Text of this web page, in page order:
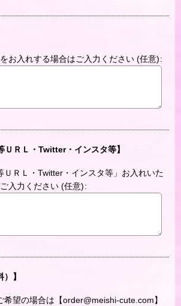
お入れする場合はご入力ください (任意):
ＵＲＬ・Twitter・インスタ等】
ＵＲＬ・Twitter・インスタ等」お入れいた
入力ください (任意):
】
希望の場合は【order@meishi-cute.com】